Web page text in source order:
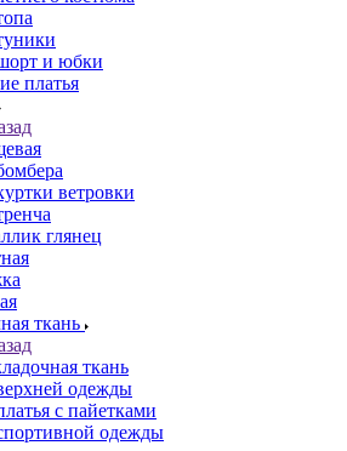
и юбки
платья
ветровки
глянец
ткань
ткань
одежды
с пайетками
одежды